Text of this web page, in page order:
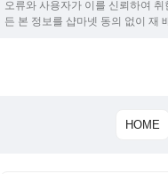
오류와 사용자가 이를 신뢰하여
든 본 정보를 샵마넷 동의 없이 재
HOME